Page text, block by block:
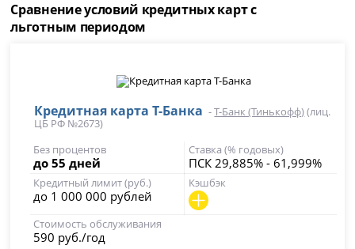
Сравнение условий кредитных карт с
льготным периодом
Кредитная карта Т-Банка -Т-Банк (Тинькофф)(лиц.
ЦБ РФ №2673)
Без процентов
до 55 дней
Ставка (% годовых)
ПСК 29,885% - 61,999%
Кредитный лимит (руб.)
до 1 000 000 рублей
Кэшбэк
Стоимость обслуживания
590 руб./год